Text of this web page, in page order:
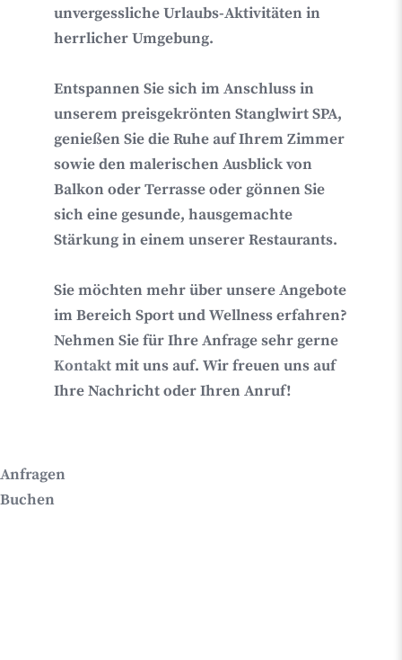
unvergessliche Urlaubs-Aktivitäten in
herrlicher Umgebung.
Entspannen Sie sich im Anschluss in
unserem preisgekrönten StanglwirtSPA,
genießen Sie die Ruhe auf Ihrem Zimmer
sowie den malerischen Ausblick von
Balkon oder Terrasse oder gönnen Sie
sich eine gesunde, hausgemachte
Stärkung in einem unserer Restaurants.
Sie möchten mehr über unsere Angebote
im Bereich Sport und Wellness erfahren?
Nehmen Sie für Ihre Anfrage sehr gerne
Kontaktmit uns auf. Wir freuen uns auf
Ihre Nachricht oder Ihren Anruf!
Anfragen
Buchen